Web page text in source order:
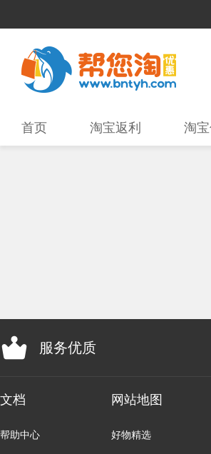
首页 淘宝返利 淘
服务优质
文档
帮助中心
网站地图
好物精选